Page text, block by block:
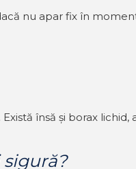
nu apar fix în
însă și borax lichid,